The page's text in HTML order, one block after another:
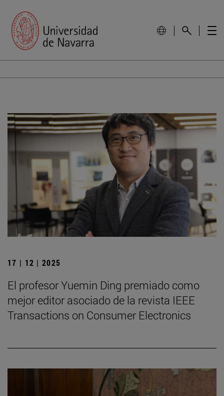
17 | 12 | 2025
El profesor Yuemin Ding premiado como
mejor editor asociado de la revista IEEE
Transactions on Consumer Electronics